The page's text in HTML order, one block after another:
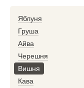
Яблуня
Груша
Айва
Черешня
Вишня
Кава